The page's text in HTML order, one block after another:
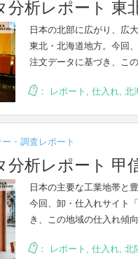
分析レポート 東
日本の北部に広がり、広
東北・北海道地方。今回
注文データに基づき、こ
： レポート 仕入れ, 北
・調査レポート
分析レポート 甲
日本の主要な工業地帯と
今回、卸・仕入れサイト
き、この地域の仕入れ傾
： レポート 仕入れ, 北